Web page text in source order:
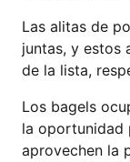
Las alitas de
juntas, y estos
de la lista,
Los bagels
la oportunidad
aprovechen la